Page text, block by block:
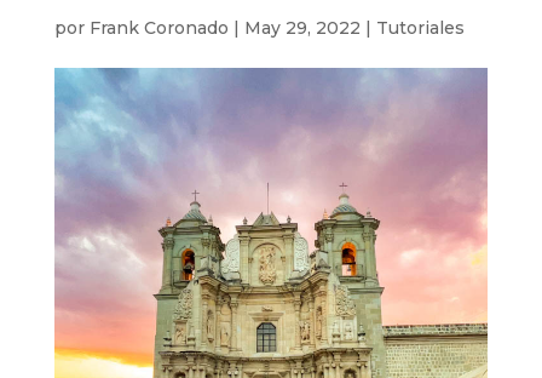
por Frank Coronado | May 29, 2022 | Tutoriales